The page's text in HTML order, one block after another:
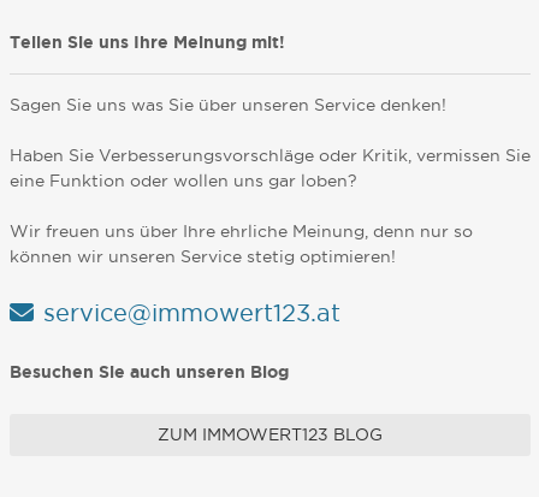
Teilen Sie uns Ihre Meinung mit!
Sagen Sie uns was Sie über unseren Service denken!
Haben Sie Verbesserungsvorschläge oder Kritik, vermissen Sie
eine Funktion oder wollen uns gar loben?
Wir freuen uns über Ihre ehrliche Meinung, denn nur so
können wir unseren Service stetig optimieren!
service@immowert123.at
Besuchen Sie auch unseren Blog
ZUM IMMOWERT123 BLOG